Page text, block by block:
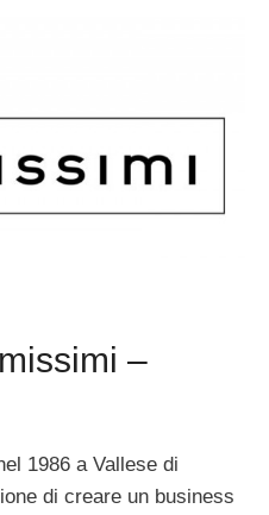
–
1986 a Vallese di
di creare un business